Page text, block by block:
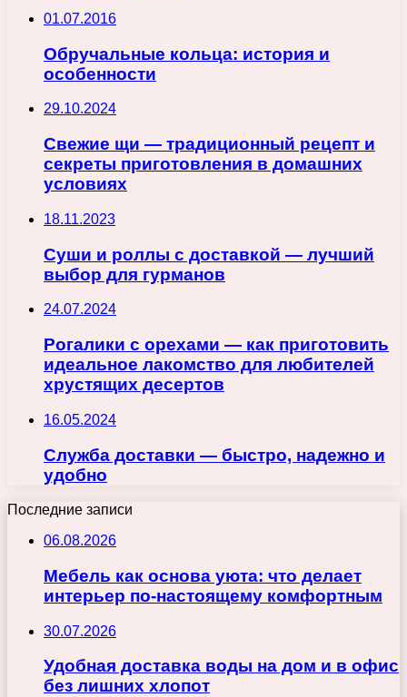
01.07.2016
Обручальные кольца: история и
особенности
29.10.2024
Свежие щи — традиционный рецепт и
секреты приготовления в домашних
условиях
18.11.2023
Суши и роллы с доставкой — лучший
выбор для гурманов
24.07.2024
Рогалики с орехами — как приготовить
идеальное лакомство для любителей
хрустящих десертов
16.05.2024
Служба доставки — быстро, надежно и
удобно
Последние записи
06.08.2026
Мебель как основа уюта: что делает
интерьер по-настоящему комфортным
30.07.2026
Удобная доставка воды на дом и в офис
без лишних хлопот